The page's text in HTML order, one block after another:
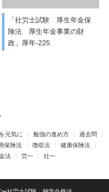
「社労士試験 厚生年金保
険法 厚生年金事業の財
政」厚年-225
元気に 勉強の進め方
過去問
保険法 徴収法
健康保険法
法 労一 社一